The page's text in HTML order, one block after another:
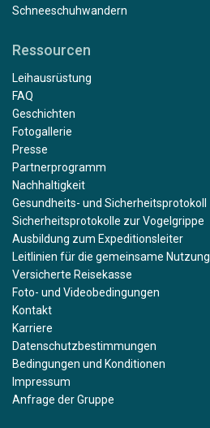
Schneeschuhwandern
Ressourcen
Leihausrüstung
FAQ
Geschichten
Fotogallerie
Presse
Partnerprogramm
Nachhaltigkeit
Gesundheits- und Sicherheitsprotokoll
Sicherheitsprotokolle zur Vogelgrippe
Ausbildung zum Expeditionsleiter
Leitlinien für die gemeinsame Nutzung
Versicherte Reisekasse
Foto- und Videobedingungen
Kontakt
Karriere
Datenschutzbestimmungen
Bedingungen und Konditionen
Impressum
Anfrage der Gruppe